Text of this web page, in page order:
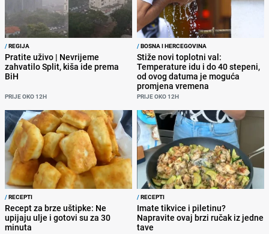
/REGIJA
Pratite uživo | Nevrijeme
zahvatilo Split, kiša ide prema
BiH
PRIJE OKO 12H
/BOSNA I HERCEGOVINA
Stiže novi toplotni val:
Temperature idu i do 40 stepeni,
od ovog datuma je moguća
promjena vremena
PRIJE OKO 12H
/RECEPTI
Recept za brze uštipke: Ne
upijaju ulje i gotovi su za 30
minuta
/RECEPTI
Imate tikvice i piletinu?
Napravite ovaj brzi ručak iz jedne
tave